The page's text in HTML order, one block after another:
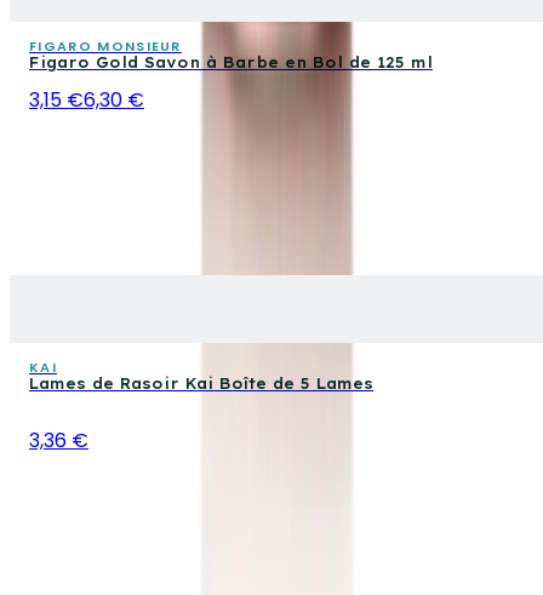
FIGARO MONSIEUR
Figaro Gold Savon à Barbe en Bol de 125 ml
3,15 €6,30 €
KAI
Lames de Rasoir Kai Boîte de 5 Lames
3,36 €